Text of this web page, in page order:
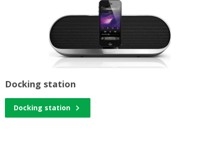
Docking station
Docking station